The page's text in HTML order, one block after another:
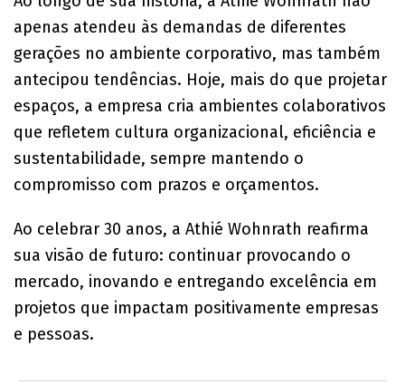
apenas atendeu às demandas de diferentes
gerações no ambiente corporativo, mas também
antecipou tendências. Hoje, mais do que projetar
espaços, a empresa cria ambientes colaborativos
que refletem cultura organizacional, eficiência e
sustentabilidade, sempre mantendo o
compromisso com prazos e orçamentos.
Ao celebrar 30 anos, a Athié Wohnrath reafirma
sua visão de futuro: continuar provocando o
mercado, inovando e entregando excelência em
projetos que impactam positivamente empresas
e pessoas.